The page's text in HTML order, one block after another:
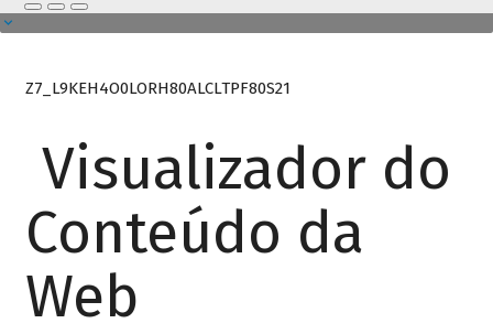
Z7_L9KEH4O0LORH80ALCLTPF80S21
Visualizador do
Conteúdo da
Web